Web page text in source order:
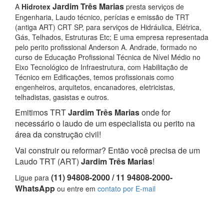
A Hidrotex Jardim Três Marias presta serviços de
Engenharia, Laudo técnico, perícias e emissão de TRT
(antiga ART) CRT SP, para serviços de Hidráulica, Elétrica,
Gás, Telhados, Estruturas Etc; E uma empresa representada
pelo perito profissional Anderson A. Andrade, formado no
curso de Educação Profissional Técnica de Nível Médio no
Eixo Tecnológico de Infraestrutura, com Habilitação de
Técnico em Edificações, temos profissionais como
engenheiros, arquitetos, encanadores, eletricistas,
telhadistas, gasistas e outros.
Emitimos TRTJardim Três Mariasonde for
necessário o laudo de um especialista ou perito na
área da construção civil!
Vai construir ou reformar? Então você precisa de um
Laudo TRT (ART) Jardim Três Marias!
Ligue para (11) 94808-2000 / 11 94808-2000-
WhatsApp ou entre em contato por E-mail